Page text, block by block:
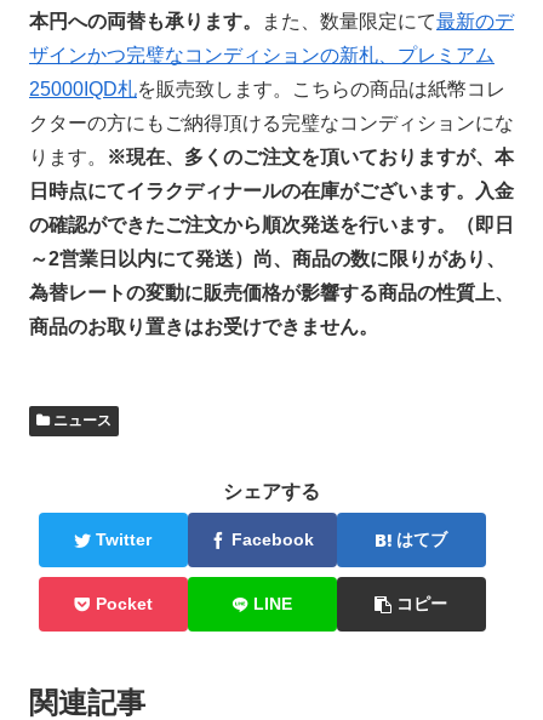
本円への両替も承ります。 また、数量限定にて最新のデ
ザインかつ完璧なコンディションの新札、プレミアム
25000IQD札を販売致します。こちらの商品は紙幣コレ
クターの方にもご納得頂ける完璧なコンディションにな
ります。
※現在、多くのご注文を頂いておりますが、本
日時点にてイラクディナールの在庫がございます。入金
の確認ができたご注文から順次発送を行います。（即日
～2営業日以内にて発送）尚、商品の数に限りがあり、
為替レートの変動に販売価格が影響する商品の性質上、
商品のお取り置きはお受けできません。
ニュース
シェアする
Twitter Facebook はてブ
Pocket LINE コピー
関連記事